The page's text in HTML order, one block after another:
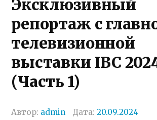
Эксклюзивный
репортаж с
телевизионной
выставки IBC
(Часть 1)
Автор: admin Дата:20.09.2024